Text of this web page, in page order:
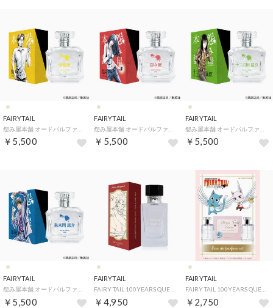
FAIRYTAIL
￥5,500
FAIRYTAIL
￥5,500
FAIRYTAIL
￥5,500
FAIRYTAIL
￥5,500
FAIRYTAIL
￥4,950
FAIRYTAIL
FAIRY TAIL 100YEARS QUEST オードパルファム【返品不可商品】 （ハッピー＆シャルル）
￥2,750